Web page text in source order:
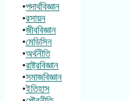
•পদার্থবিজ্ঞান
•রসায়ন
•জীববিজ্ঞান
•মেডিসিন
•অর্থনীতি
•রাষ্ট্রবিজ্ঞান
•সমাজবিজ্ঞান
•ইতিহাস